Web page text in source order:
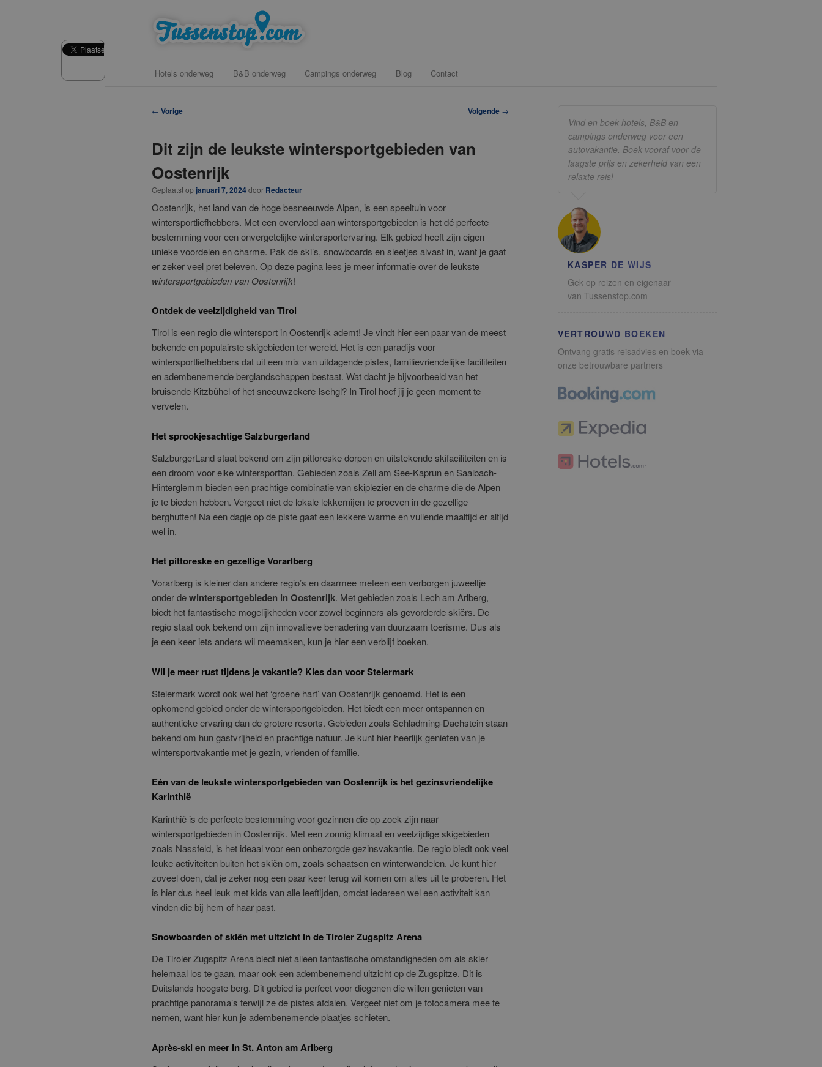
Tussenstop .com
vind hotels, campings en b&b onderweg voor een tussenstop
Hotels onderweg B&B onderweg Campings onderweg Blog Contact
Berichtnavigatie
← Vorige Volgende →
Dit zijn de leukste wintersportgebieden van
Oostenrijk
Geplaatst op januari 7, 2024door Redacteur
Oostenrijk, het land van de hoge besneeuwde Alpen, is een speeltuin voor
wintersportliefhebbers. Met een overvloed aan wintersportgebieden is het dé perfecte
bestemming voor een onvergetelijke wintersportervaring. Elk gebied heeft zijn eigen
unieke voordelen en charme. Pak de ski’s, snowboards en sleetjes alvast in, want je gaat
er zeker veel pret beleven. Op deze pagina lees je meer informatie over de leukste
wintersportgebieden van Oostenrijk!
Ontdek de veelzijdigheid van Tirol
Tirol is een regio die wintersport in Oostenrijk ademt! Je vindt hier een paar van de meest
bekende en populairste skigebieden ter wereld. Het is een paradijs voor
wintersportliefhebbers dat uit een mix van uitdagende pistes, familievriendelijke faciliteiten
en adembenemende berglandschappen bestaat. Wat dacht je bijvoorbeeld van het
bruisende Kitzbühel of het sneeuwzekere Ischgl? In Tirol hoef jij je geen moment te
vervelen.
Het sprookjesachtige Salzburgerland
SalzburgerLand staat bekend om zijn pittoreske dorpen en uitstekende skifaciliteiten en is
een droom voor elke wintersportfan. Gebieden zoals Zell am See-Kaprun en Saalbach-
Hinterglemm bieden een prachtige combinatie van skiplezier en de charme die de Alpen
je te bieden hebben. Vergeet niet de lokale lekkernijen te proeven in de gezellige
berghutten! Na een dagje op de piste gaat een lekkere warme en vullende maaltijd er altijd
wel in.
Het pittoreske en gezellige Vorarlberg
Vorarlberg is kleiner dan andere regio’s en daarmee meteen een verborgen juweeltje
onder dewintersportgebieden in Oostenrijk. Met gebieden zoals Lech am Arlberg,
biedt het fantastische mogelijkheden voor zowel beginners als gevorderde skiërs. De
regio staat ook bekend om zijn innovatieve benadering van duurzaam toerisme. Dus als
je een keer iets anders wil meemaken, kun je hier een verblijf boeken.
Wil je meer rust tijdens je vakantie? Kies dan voor Steiermark
Steiermark wordt ook wel het ‘groene hart’ van Oostenrijk genoemd. Het is een
opkomend gebied onder de wintersportgebieden. Het biedt een meer ontspannen en
authentieke ervaring dan de grotere resorts. Gebieden zoals Schladming-Dachstein staan
bekend om hun gastvrijheid en prachtige natuur. Je kunt hier heerlijk genieten van je
wintersportvakantie met je gezin, vrienden of familie.
Eén van de leukste wintersportgebieden van Oostenrijk is het gezinsvriendelijke
Karinthië
Karinthië is de perfecte bestemming voor gezinnen die op zoek zijn naar
wintersportgebieden in Oostenrijk. Met een zonnig klimaat en veelzijdige skigebieden
zoals Nassfeld, is het ideaal voor een onbezorgde gezinsvakantie. De regio biedt ook veel
leuke activiteiten buiten het skiën om, zoals schaatsen en winterwandelen. Je kunt hier
zoveel doen, dat je zeker nog een paar keer terug wil komen om alles uit te proberen. Het
is hier dus heel leuk met kids van alle leeftijden, omdat iedereen wel een activiteit kan
vinden die bij hem of haar past.
Snowboarden of skiën met uitzicht in de Tiroler Zugspitz Arena
De Tiroler Zugspitz Arena biedt niet alleen fantastische omstandigheden om als skier
helemaal los te gaan, maar ook een adembenemend uitzicht op de Zugspitze. Dit is
Duitslands hoogste berg. Dit gebied is perfect voor diegenen die willen genieten van
prachtige panorama’s terwijl ze de pistes afdalen. Vergeet niet om je fotocamera mee te
nemen, want hier kun je adembenemende plaatjes schieten.
Après-ski en meer in St. Anton am Arlberg
Vind en boek hotels, B&B en
campings onderweg voor een
autovakantie. Boek vooraf voor de
laagste prijs en zekerheid van een
relaxte reis!
KASPER DE WIJS
Gek op reizen en eigenaar
van Tussenstop.com
VERTROUWD BOEKEN
Ontvang gratis reisadvies en boek via
onze betrouwbare partners